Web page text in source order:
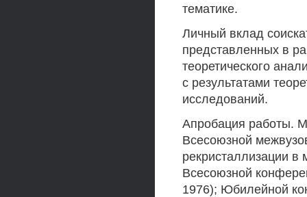
тематике.
Личный вклад
представленных в
теоретического
с результатами
исследований.
Апробация работы.
Всесоюзной
рекристаллизации в
Всесоюзной
1976); Юбилейной